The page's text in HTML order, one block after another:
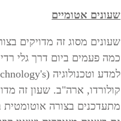
שעונים אטומיים
שעונים מסוג זה מדויקים
כמה פעמים ביום דרך גלי
למדע וטכנולוגיה (NIST the National Institute of Science and Technology's
קולורדו, ארה"ב. שעון זה
מתעדכנים בצורה אוטומטית